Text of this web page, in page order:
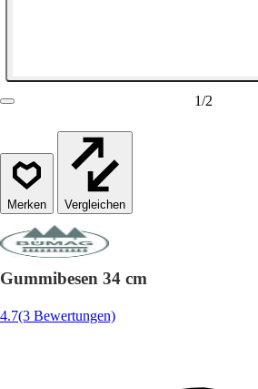
1/2
Vergleichen
Gummibesen 34 cm
4.7(3 Bewertungen)